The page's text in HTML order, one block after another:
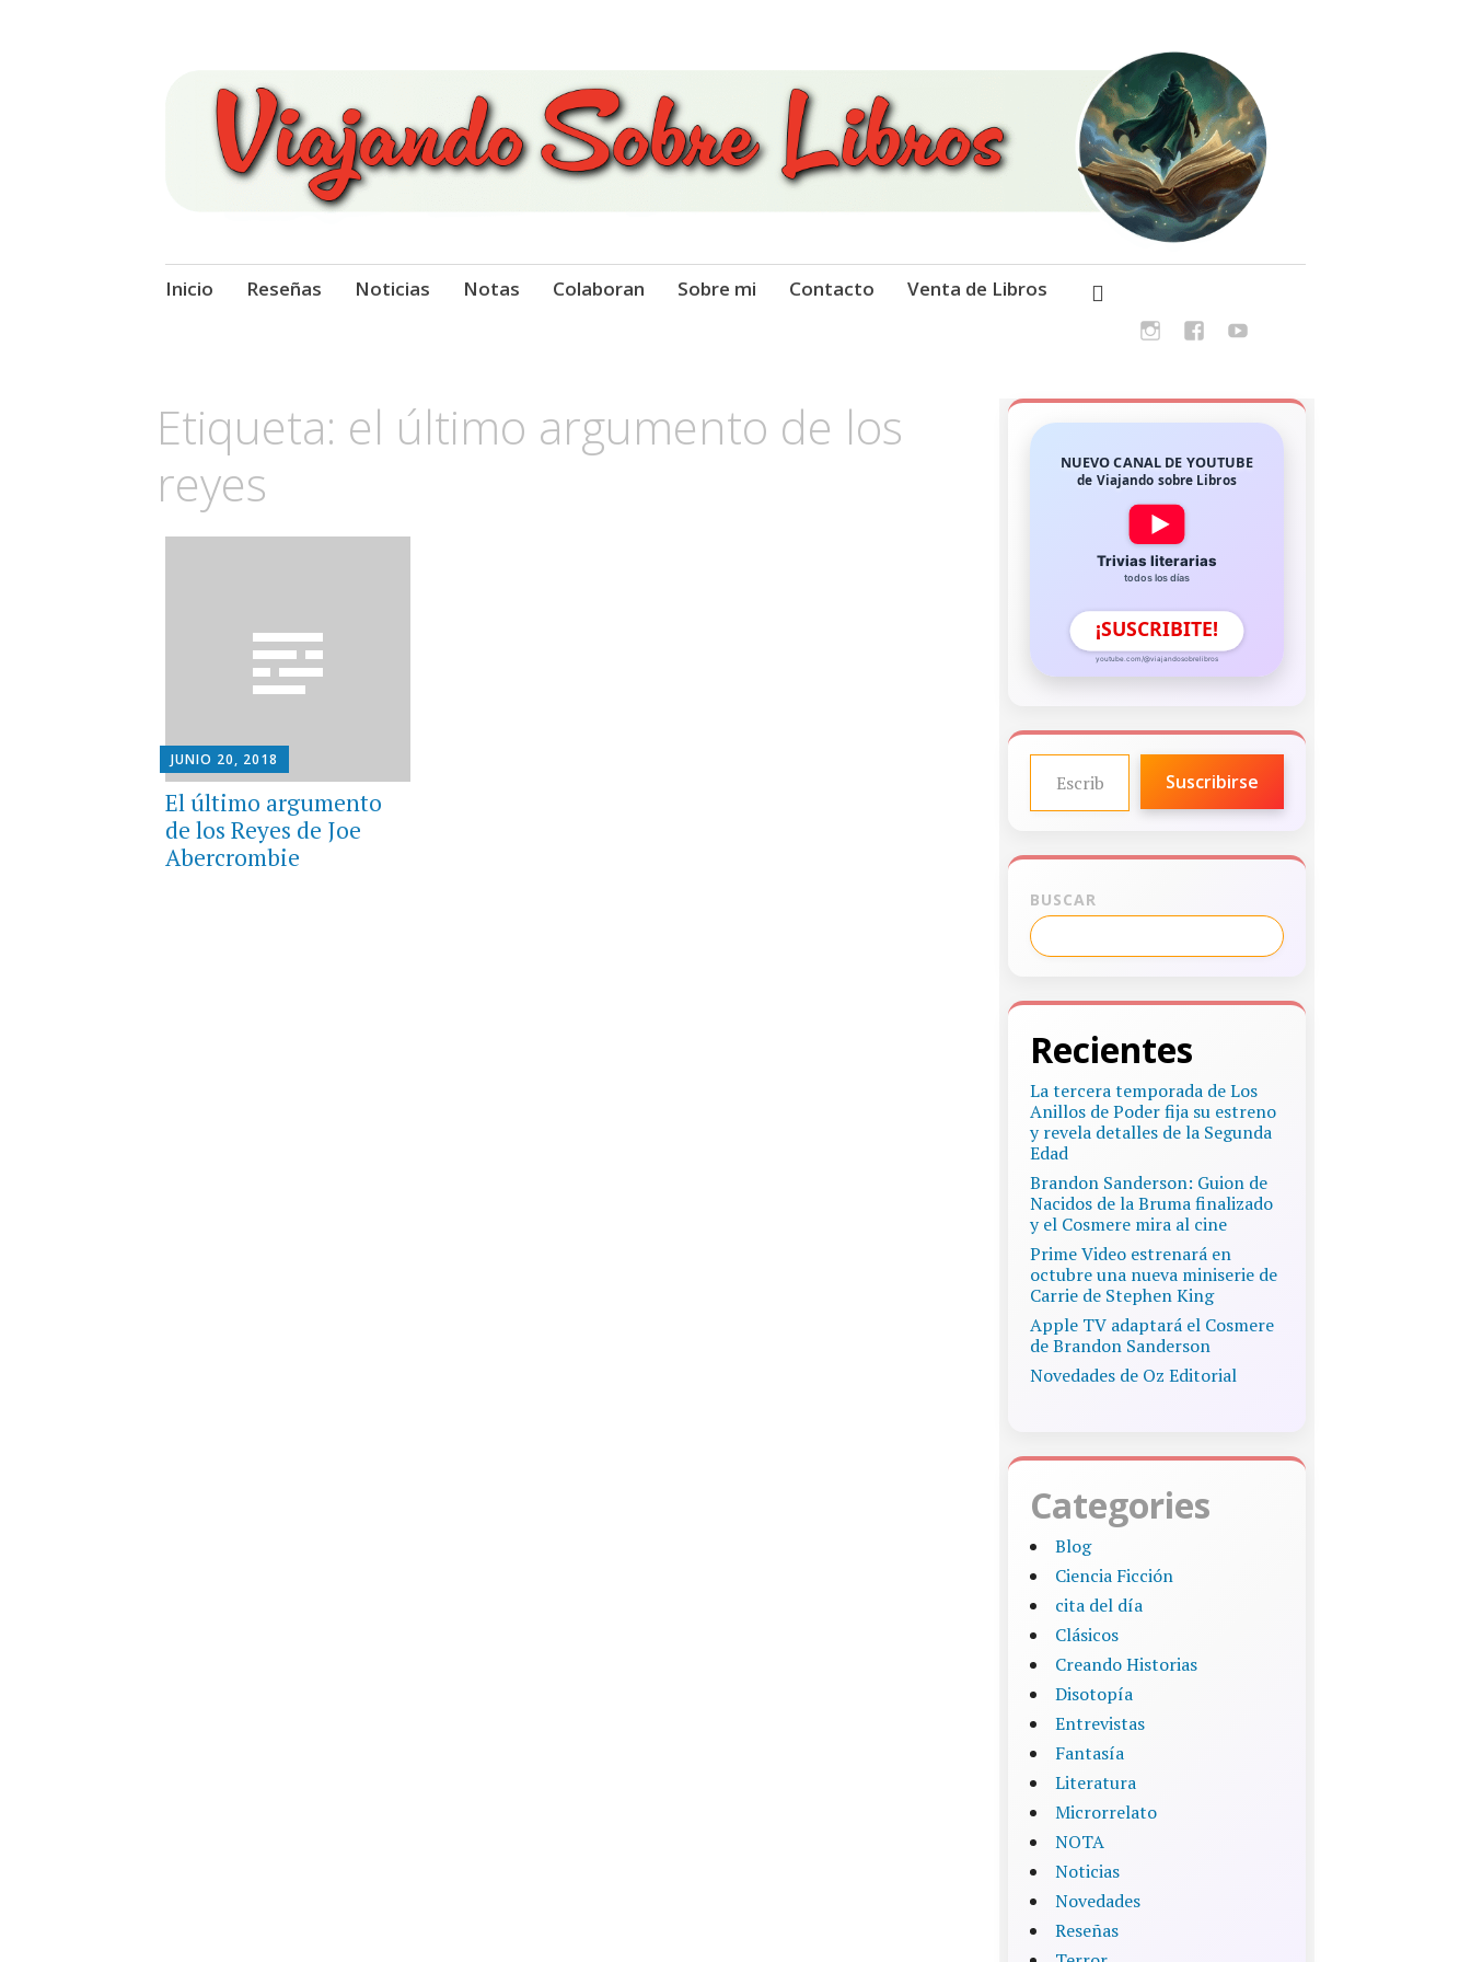
Viajando Sobre Libros
Ir
Inicio Reseñas Noticias Notas Colaboran Sobre mi Contacto Venta de Libros
Etiqueta: el último argumento de los
reyes
JUNIO 20, 2018
El último argumento
de los Reyes de Joe
Abercrombie
NUEVO CANAL DE YOUTUBE
de Viajando sobre Libros
Trivias literarias
todos los días
¡SUSCRIBITE!
youtube.com/@viajandosobrelibros
ESCRIBE TU CORREO ELECTRÓNICO…
Suscribirse
BUSCAR
Recientes
La tercera temporada de Los
Anillos de Poder fija su estreno
y revela detalles de la Segunda
Edad
Brandon Sanderson: Guion de
Nacidos de la Bruma finalizado
y el Cosmere mira al cine
Prime Video estrenará en
octubre una nueva miniserie de
Carrie de Stephen King
Apple TV adaptará el Cosmere
de Brandon Sanderson
Novedades de Oz Editorial
Categories
Blog
Ciencia Ficción
cita del día
Clásicos
Creando Historias
Disotopía
Entrevistas
Fantasía
Literatura
Microrrelato
NOTA
Noticias
Novedades
Reseñas